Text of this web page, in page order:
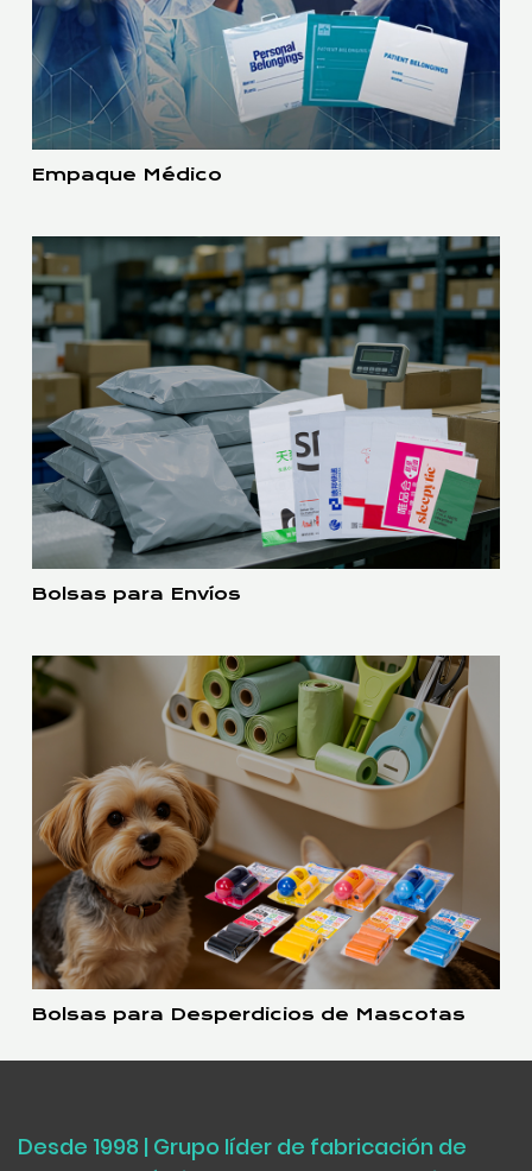
Empaque Médico
Bolsas para Envíos
Bolsas para Desperdicios de Mascotas
Desde 1998 | Grupo líder de fabricación de